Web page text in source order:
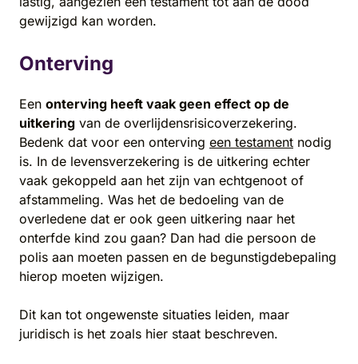
gewijzigd kan worden.
Onterving
Een onterving heeft vaak geen effect op de
uitkering van de overlijdensrisicoverzekering.
Bedenk dat voor een onterving een testament nodig
is. In de levensverzekering is de uitkering echter
vaak gekoppeld aan het zijn van echtgenoot of
afstammeling. Was het de bedoeling van de
overledene dat er ook geen uitkering naar het
onterfde kind zou gaan? Dan had die persoon de
polis aan moeten passen en de begunstigdebepaling
hierop moeten wijzigen.
Dit kan tot ongewenste situaties leiden, maar
juridisch is het zoals hier staat beschreven.